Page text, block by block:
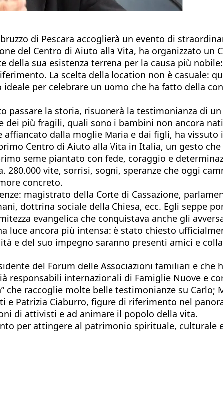
di Pescara accoglierà un evento di
del Centro di Aiuto alla Vita, ha organizzato un
della sua esistenza terrena per la causa più
La scelta della location non è casuale:
per celebrare un uomo che ha fatto della
passare la storia, risuonerà la testimonianza di
dei più fragili, quali sono i bambini non ancora
dalla moglie Maria e dai figli, ha
Centro di Aiuto alla Vita in Italia, un gesto
seme piantato con fede, coraggio e
280.000 vite, sorrisi, sogni, speranze che oggi
concreto.
magistrato della Corte di Cassazione,
dottrina sociale della Chiesa, ecc. Egli seppe
evangelica che conquistava anche gli
ancora più intensa: è stato chiesto
e del suo impegno saranno presenti amici e
del Forum delle Associazioni familiari e che
responsabili internazionali di Famiglie Nuove e
raccoglie molte belle testimonianze su Carlo;
e Patrizia Ciaburro, figure di riferimento nel
di attivisti e ad animare il popolo della vita.
per attingere al patrimonio spirituale, culturale